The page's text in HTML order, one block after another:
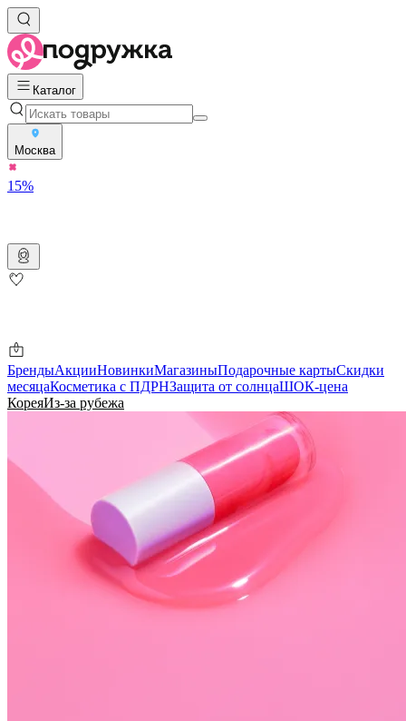
Каталог
Москва
15%
БрендыАкцииНовинкиМагазиныПодарочные картыСкидки
месяцаКосметика с ПДРНЗащита от солнцаШОК-цена
КореяИз-за рубежа